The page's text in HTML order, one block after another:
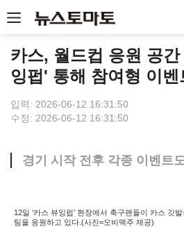
카스, 월드컵 응원 공
잉펍' 통해 참여형 이벤
입력: 2026-06-12 16:31:50
수정: 2026-06-12 16:31:50
경기 시작 전후 각종 이벤트
12일 ‘카스 뷰잉펍’ 현장에서 축구팬들이 카스 깃
팀을 응원하고 있다.(사진=오비맥주 제공)